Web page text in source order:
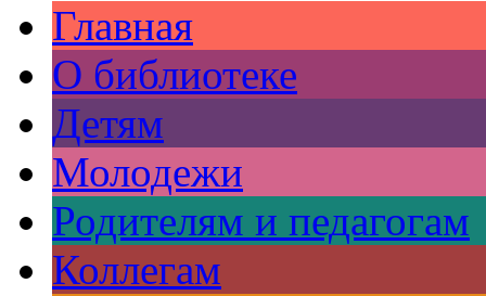
Главная
О библиотеке
Детям
Молодежи
Родителям и педагогам
Коллегам